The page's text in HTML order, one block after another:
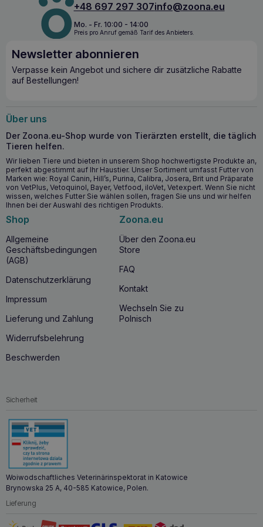
Lachs ist nicht nur lecker, sondern auch äußerst gesund für
unsere Haustiere!
Reich an Omega-3-Fettsäuren
Fördert die Gehirnfunktion und das Sehvermögen
Stärkt das Immunsystem und unterstützt das Herz-
Kreislauf-System
Haustiere empfohlen, aber Hunde und Katzen jeden Alters
und Gesundheitszustands können von seiner wohltuenden
Wirkung auf den Körper profitieren.
HOLISTA Lachsöl 100ml–Anwendung:
– besonders wichtig während der Wachstumsphase
– Hunde mit Hautproblemen, einschließlich atopischer
Erkrankungen
– Trächtige und säugende Hündinnen und Kätzinnen
– aktive, arbeitende Hunde
– Tiere mit Problemen des Bewegungsapparates
Lagerung: bei Raumtemperatur in einer fest verschlossenen
Futtermittel-Ausgangserzeugnis: Ursprungsland: Island
Produziert in: DE
+48 697 297 307info@zoona.eu
Mo. - Fr. 10:00 - 14:00
Preis pro Anruf gemäß Tarif des Anbieters.
Newsletter abonnieren
Verpasse kein Angebot und sichere dir zusätzliche Rabatte
auf Bestellungen!
Über uns
Der Zoona.eu-Shop wurde von Tierärzten erstellt, die täglich
Tieren helfen.
Wir lieben Tiere und bieten in unserem Shop hochwertigste Produkte an,
perfekt abgestimmt auf Ihr Haustier. Unser Sortiment umfasst Futter von
Marken wie: Royal Canin, Hill’s, Purina, Calibra, Josera, Brit und Präparate
von VetPlus, Vetoquinol, Bayer, Vetfood, iloVet, Vetexpert. Wenn Sie nicht
wissen, welches Futter Sie wählen sollen, fragen Sie uns und wir helfen
Ihnen bei der Auswahl des richtigen Produkts.
Shop
Allgemeine
Geschäftsbedingungen
(AGB)
Datenschutzerklärung
Impressum
Lieferung und Zahlung
Widerrufsbelehrung
Beschwerden
Zoona.eu
Über den Zoona.eu
Store
FAQ
Kontakt
Wechseln Sie zu
Polnisch
Sicherheit
Woiwodschaftliches Veterinärinspektorat in Katowice
Brynowska 25 A, 40-585 Katowice, Polen.
Lieferung